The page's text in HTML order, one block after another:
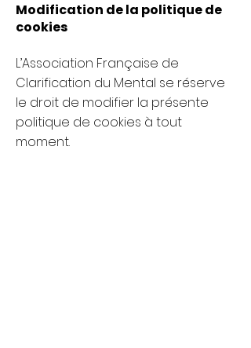
Modification de la politique de
cookies
L’Association Française de
Clarification du Mental se réserve
le droit de modifier la présente
politique de cookies à tout
moment.